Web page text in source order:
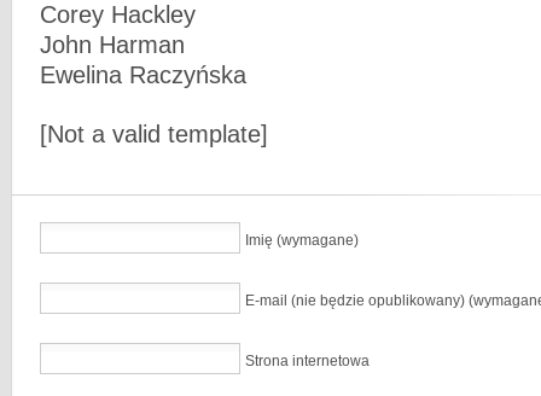
Corey Hackley
John Harman
Ewelina Raczyńska
[Not a valid template]
Imię (wymagane)
E-mail (nie będzie opublikowany)
Strona internetowa